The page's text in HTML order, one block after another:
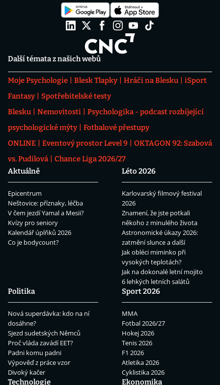
Další témata z našich webů
Moje Psychologie Blesk Tlapky Hráči na Blesku
iSport
Fantasy
Spotřebitelské testy
Blesku
Nemovitosti
Psychologika - podcast rozbíjející
psychologické mýty
Fotbalové přestupy
ONLINE
Eventový prostor Level 9
OKTAGON 92: Szabová
vs. Pudilová
Chance Liga 2026/27
Aktuálně
Epicentrum
Neštovice: příznaky, léčba
V čem jezdí Yamal a Mesii?
Kvízy pro seniory
Kalendář úplňků 2026
Co je bodycount?
Léto 2026
Karlovarský filmový festival
2026
Znamení, že jste potkali
někoho z minulého života
Astronomické úkazy 2026:
zatmění slunce a další
Jak obléci miminko při
vysokých teplotách?
Jak na dokonalé letní mojito
6 lehkých letních salátů
Politika
Nová superdávka: kdo na ní
dosáhne?
Sjezd sudetských Němců
Proč vláda zavádí EET?
Padni komu padni
Výpověď z práce vzor
Divoký kačer
Sport 2026
MMA
Fotbal 2026/27
Hokej 2026
Tenis 2026
F1 2026
Atletika 2026
Cyklistika 2026
Technologie
Ekonomika